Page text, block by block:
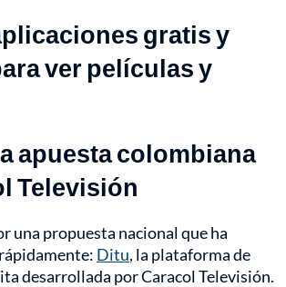
gratis y
ver películas y
apuesta colombiana
Televisión
una propuesta nacional que ha
Ditu, la plataforma de
desarrollada por Caracol Televisión.